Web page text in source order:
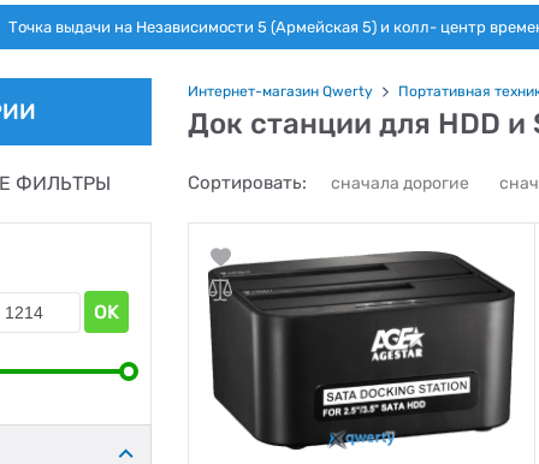
Точка выдачи на Независимости 5 (Армейская 5) и колл- центр
ФИЛЬТРЫ
OK
Интернет-магазин Qwerty Портативная
Док станции для HDD и
Сортировать: сначала дорогие